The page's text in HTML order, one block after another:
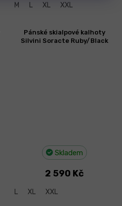
M L XL XXL
Pánské skialpové kalhoty
Silvini Soracte Ruby/Black
Skladem
2 590 Kč
L XL XXL